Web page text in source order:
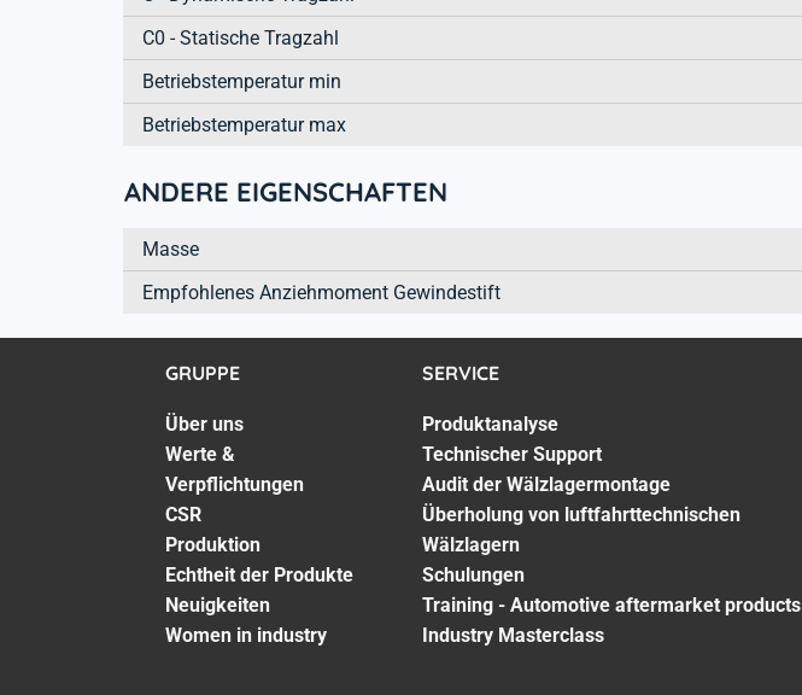
C0 - Statische Tragzahl
Betriebstemperatur min
Betriebstemperatur max
ANDERE EIGENSCHAFTEN
Masse
Empfohlenes Anziehmoment Gewindestift
GRUPPE
Über uns
Werte &
Verpflichtungen
CSR
Produktion
Echtheit der Produkte
Neuigkeiten
Women in industry
SERVICE
Produktanalyse
Technischer Support
Audit der Wälzlagermontage
Überholung von luftfahrttechnischen
Wälzlagern
Schulungen
Training - Automotive aftermarket products
Industry Masterclass